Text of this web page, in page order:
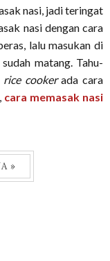
nasi, jadi teringat
nasi dengan cara
lalu masukan di
matang. Tahu-
rice cookerada cara
cara memasak nasi
»